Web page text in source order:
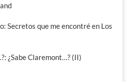
Secretos que me encontré en Los
¿Sabe Claremont…? (II)